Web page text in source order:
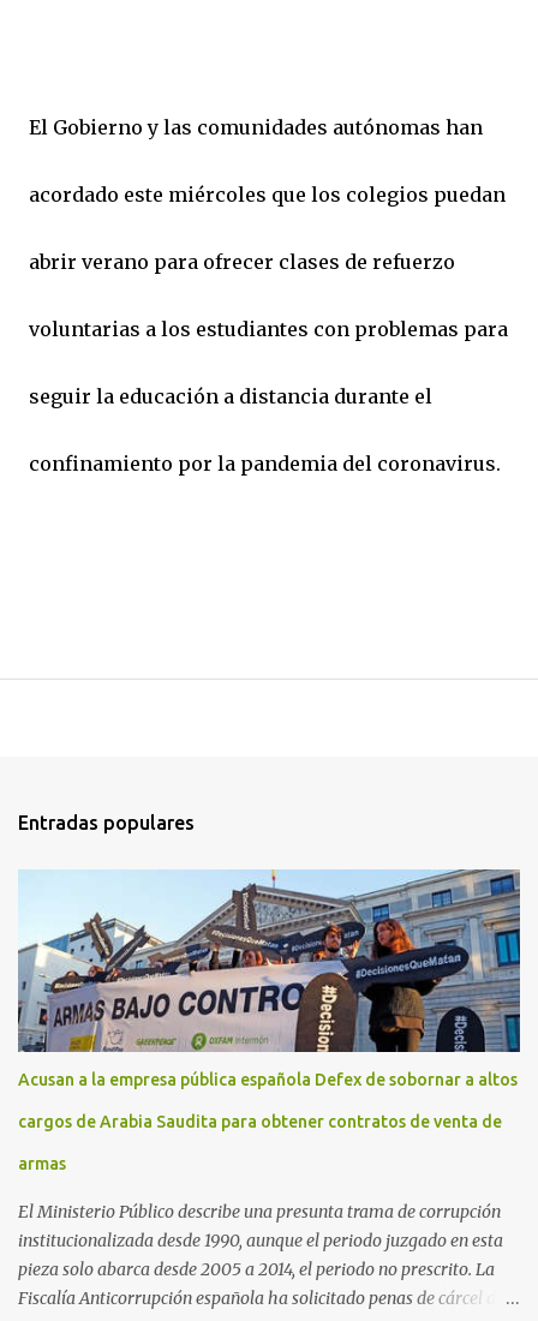
El Gobierno y las comunidades autónomas han
acordado este miércoles que los colegios puedan
abrir verano para ofrecer clases de refuerzo
voluntarias a los estudiantes con problemas para
seguir la educación a distancia durante el
confinamiento por la pandemia del coronavirus.
Entradas populares
Acusan a la empresa pública española Defex de sobornar a altos
cargos de Arabia Saudita para obtener contratos de venta de
armas
El Ministerio Público describe una presunta trama de corrupción
institucionalizada desde 1990, aunque el periodo juzgado en esta
pieza solo abarca desde 2005 a 2014, el periodo no prescrito. La
Fiscalía Anticorrupción española ha solicitado penas de cárcel de